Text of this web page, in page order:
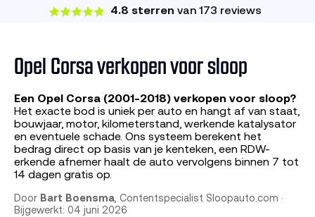
4.8 sterren van 173 reviews
Opel Corsa verkopen voor sloop
Een Opel Corsa (2001-2018) verkopen voor sloop?
Het exacte bod is uniek per auto en hangt af van staat,
bouwjaar, motor, kilometerstand, werkende katalysator
en eventuele schade. Ons systeem berekent het
bedrag direct op basis van je kenteken, een RDW-
erkende afnemer haalt de auto vervolgens binnen 7 tot
14 dagen gratis op.
Door Bart Boensma, Contentspecialist Sloopauto.com ·
Bijgewerkt: 04 juni 2026